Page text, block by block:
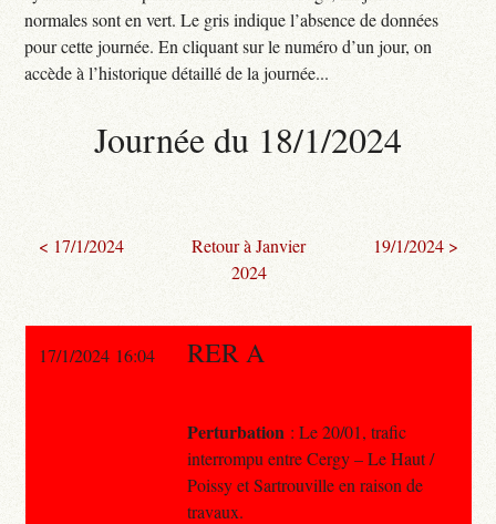
normales sont en vert. Le gris indique l’absence de données
pour cette journée. En cliquant sur le numéro d’un jour, on
accède à l’historique détaillé de la journée...
Journée du 18/1/2024
< 17/1/2024
Retour à Janvier
2024
19/1/2024 >
17/1/2024 16:04 RER A
Perturbation : Le 20/01, trafic
interrompu entre Cergy – Le Haut /
Poissy et Sartrouville en raison de
travaux.